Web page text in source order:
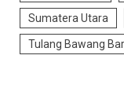
Sumatera Utara
Tulang Bawang